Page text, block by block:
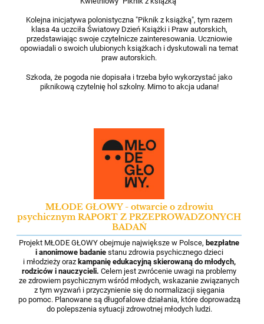
Kolejna inicjatywa polonistyczna "Piknik z książką", tym razem
klasa 4a uczciła Światowy Dzień Książki i Praw autorskich,
przedstawiając swoje czytelnicze zainteresowania. Uczniowie
opowiadali o swoich ulubionych książkach i dyskutowali na temat
praw autorskich.
Szkoda, że pogoda nie dopisała i trzeba było wykorzystać jako
piknikową czytelnię hol szkolny. Mimo to akcja udana!
MŁODE GŁOWY - otwarcie o zdrowiu
psychicznym RAPORT Z PRZEPROWADZONYCH
BADAŃ
Projekt MŁODE GŁOWY obejmuje największe w Polsce, bezpłatne
i anonimowe badanie stanu zdrowia psychicznego dzieci
i młodzieży oraz kampanię edukacyjną skierowaną do młodych,
rodziców i nauczycieli. Celem jest zwrócenie uwagi na problemy
ze zdrowiem psychicznym wśród młodych, wskazanie związanych
z tym wyzwań i przyczynienie się do normalizacji sięgania
po pomoc. Planowane są długofalowe działania, które doprowadzą
do polepszenia sytuacji zdrowotnej młodych ludzi.